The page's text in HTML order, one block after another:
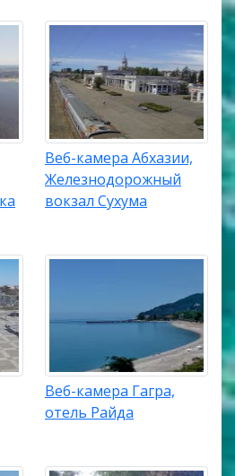
Веб-камера Абхазии,
Железнодорожный
вокзал Сухума
Веб-камера Гагра,
отель Райда